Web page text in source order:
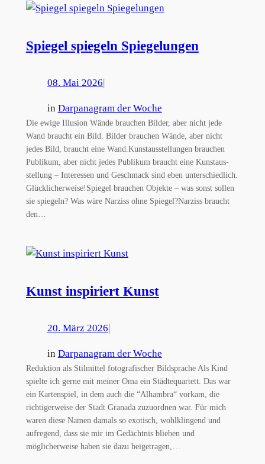
Spiegel spiegeln Spiegelungen
08. Mai 2026|
in Darpanagram der Woche
Die ewige Illusion Wände brauchen Bilder, aber nicht jede
Wand braucht ein Bild. Bilder brauchen Wände, aber nicht
jedes Bild, braucht eine Wand.Kunstausstellungen brauchen
Publikum, aber nicht jedes Publikum braucht eine Kunstaus-
stellung – Interessen und Geschmack sind eben unterschiedlich.
Glücklicherweise!Spiegel brauchen Objekte – was sonst sollen
sie spiegeln? Was wäre Narziss ohne Spiegel?Narziss braucht
den…
Kunst inspiriert Kunst
20. März 2026
in Darpanagram der Woche
Reduktion als Stilmittel fotografischer Bildsprache Als Kind
spielte ich gerne mit meiner Oma ein Städtequartett. Das war
ein Kartenspiel, in dem auch die “Alhambra“ vorkam, die
richtigerweise der Stadt Granada zuzuordnen war. Für mich
waren diese Namen damals so exotisch, wohlklingend und
aufregend, dass sie mir im Gedächtnis blieben und
möglicherweise haben sie dazu beigetragen,…